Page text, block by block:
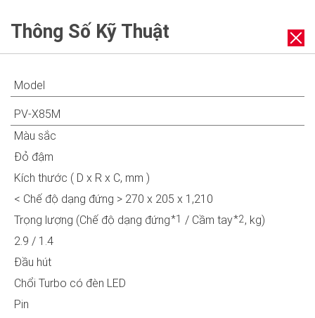
Thông Số Kỹ Thuật
Model
PV-X85M
Màu sắc
Đỏ đậm
Kích thước ( D x R x C, mm )
< Chế độ dạng đứng > 270 x 205 x 1,210
Trọng lượng (Chế độ dạng đứng*1 / Cầm tay*2, kg)
2.9 / 1.4
Đầu hút
Chổi Turbo có đèn LED
Pin